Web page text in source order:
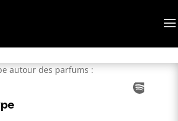
autour des parfums :